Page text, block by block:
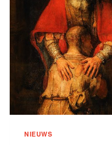
NIEUWS